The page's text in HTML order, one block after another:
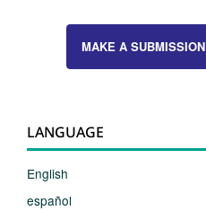
MAKE A SUBMISSION
LANGUAGE
English
español